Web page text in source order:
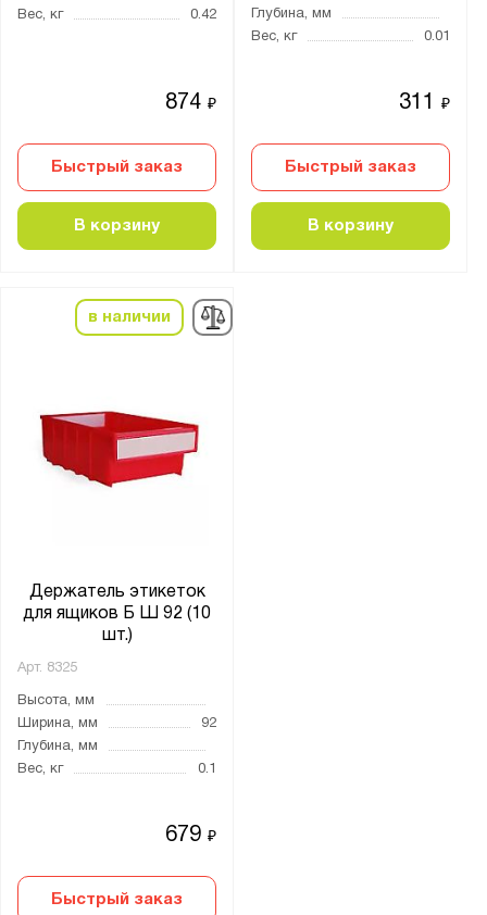
Вес, кг
0.42
874₽
Быстрый заказ
В корзину
Глубина, мм
Вес, кг
0.01
311₽
Быстрый заказ
В корзину
в наличии
Держатель этикеток
для ящиков Б Ш 92 (10
шт.)
Арт. 8325
Высота, мм
Ширина, мм
92
Глубина, мм
Вес, кг
0.1
679₽
Быстрый заказ